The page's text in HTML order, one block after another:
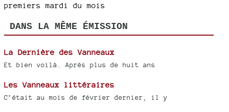
premiers mardi du mois
DANS LA MÊME ÉMISSION
La Dernière des Vanneaux
Et bien voilà. Après plus de huit ans
Les Vanneaux littéraires
C’était au mois de février dernier, il y